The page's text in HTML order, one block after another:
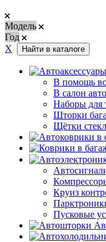
Модель
Год
Х
Найти в каталоге
В помощь
В салон
Наборы для
Шторки
Щётки
Круиз
Пусковые